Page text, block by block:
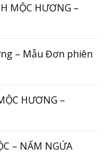
MỘC HƯƠNG –
– Mẫu Đơn phiên
HƯƠNG –
– NẤM NGỨA